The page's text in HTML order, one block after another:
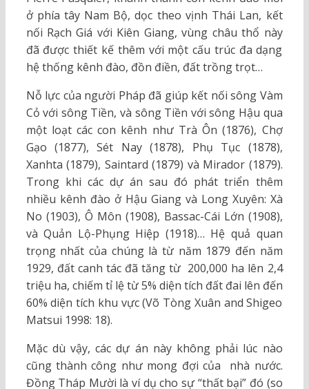
ở phía tây Nam Bộ, dọc theo vịnh Thái Lan, kết
nối Rạch Giá với Kiên Giang, vùng châu thổ này
đã được thiết kế thêm với một cấu trúc đa dạng
hệ thống kênh đào, đồn điền, đất trồng trọt…
Nỗ lực của người Pháp đã giúp kết nối sông Vàm
Cỏ với sông Tiền, và sông Tiền với sông Hậu qua
một loạt các con kênh như Trà Ôn (1876), Chợ
Gạo (1877), Sét Nay (1878), Phụ Tục (1878),
Xanhta (1879), Saintard (1879) và Mirador (1879).
Trong khi các dự án sau đó phát triển thêm
nhiều kênh đào ở Hậu Giang và Long Xuyên: Xà
No (1903), Ô Môn (1908), Bassac-Cái Lớn (1908),
và Quản Lộ-Phụng Hiệp (1918)… Hệ quả quan
trọng nhất của chúng là từ năm 1879 đến năm
1929, đất canh tác đã tăng từ 200,000 ha lên 2,4
triệu ha, chiếm tỉ lệ từ 5% diện tích đất đai lên đến
60% diện tích khu vực (Võ Tòng Xuân and Shigeo
Matsui 1998: 18).
Mặc dù vậy, các dự án này không phải lúc nào
cũng thành công như mong đợi của nhà nước.
Đồng Tháp Mười là ví dụ cho sự “thất bại” đó (so